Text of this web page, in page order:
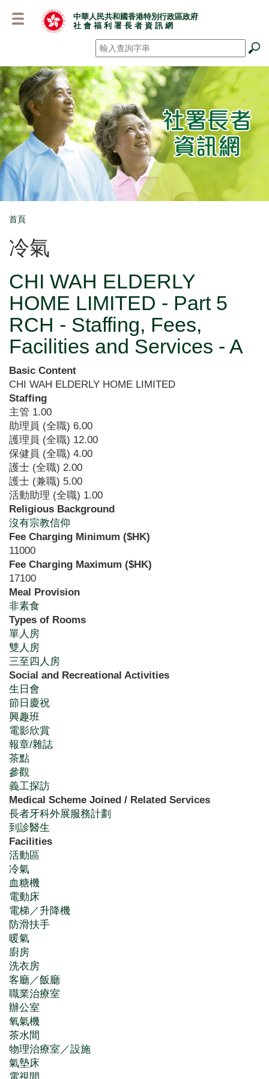
容
中華人民共和國香港特別行政區政府
社 會 福 利 署 長 者 資 訊 網
搜尋 *
Breadcrumb
首頁
冷氣
CHI WAH ELDERLY
HOME LIMITED - Part 5
RCH - Staffing, Fees,
Facilities and Services - A
Basic Content
CHI WAH ELDERLY HOME LIMITED
Staffing
主管 1.00
助理員 (全職) 6.00
護理員 (全職) 12.00
保健員 (全職) 4.00
護士 (全職) 2.00
護士 (兼職) 5.00
活動助理 (全職) 1.00
Religious Background
沒有宗教信仰
Fee Charging Minimum ($HK)
11000
Fee Charging Maximum ($HK)
17100
Meal Provision
非素食
Types of Rooms
單人房
雙人房
三至四人房
Social and Recreational Activities
生日會
節日慶祝
興趣班
電影欣賞
報章/雜誌
茶點
參觀
義工探訪
Medical Scheme Joined / Related Services
長者牙科外展服務計劃
到診醫生
Facilities
活動區
冷氣
血糖機
電動床
電梯／升降機
防滑扶手
暖氣
廚房
洗衣房
客廳／飯廳
職業治療室
辦公室
氧氣機
茶水間
物理治療室／設施
氣墊床